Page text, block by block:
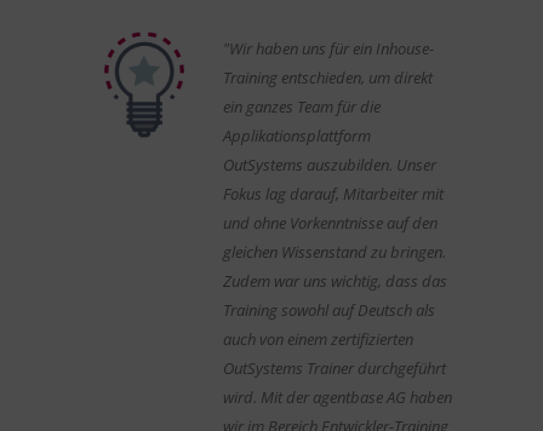
"Wir haben uns für ein Inhouse-
Training entschieden, um direkt
ein ganzes Team für die
Applikationsplattform
OutSystems auszubilden. Unser
Fokus lag darauf, Mitarbeiter mit
und ohne Vorkenntnisse auf den
gleichen Wissenstand zu bringen.
Zudem war uns wichtig, dass das
Training sowohl auf Deutsch als
auch von einem zertifizierten
OutSystems Trainer durchgeführt
wird. Mit der agentbase AG haben
wir im Bereich Entwickler-Training